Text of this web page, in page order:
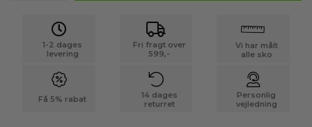
1-2 dages
levering
Fri fragt over
599,-
Vi har målt
alle sko
Få 5% rabat
14 dages
returret
Personlig
vejledning